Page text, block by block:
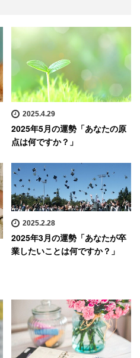
2025.4.29
2025年5月の運勢「あなたの原
点は何ですか？」
2025.2.28
2025年3月の運勢「あなたが卒
業したいことは何ですか？」